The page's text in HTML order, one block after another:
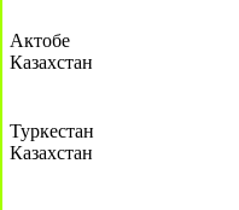
Актобе
Казахстан
Туркестан
Казахстан